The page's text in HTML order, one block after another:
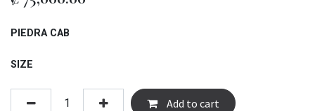
PIEDRA CAB
SIZE
Add to cart